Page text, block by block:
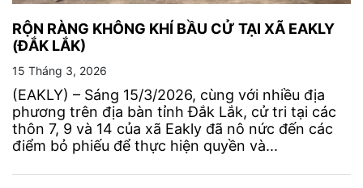
RỘN RÀNG KHÔNG KHÍ BẦU CỬ TẠI XÃ EAKLY
(ĐẮK LẮK)
15 Tháng 3, 2026
(EAKLY) – Sáng 15/3/2026, cùng với nhiều địa
phương trên địa bàn tỉnh Đắk Lắk, cử tri tại các
thôn 7, 9 và 14 của xã Eakly đã nô nức đến các
điểm bỏ phiếu để thực hiện quyền và...